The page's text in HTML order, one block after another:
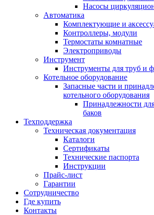
Насосы
Автоматика
Комплектующие и
Контроллеры, модули
Термостаты комнатные
Электроприводы
Инструмент
Инструменты для труб и
Котельное оборудование
Запасные части и
котельного оборудования
Принадлежности
баков
Техподдержка
Техническая документация
Каталоги
Сертификаты
Технические паспорта
Инструкции
Прайс-лист
Гарантии
Сотрудничество
Где купить
Контакты